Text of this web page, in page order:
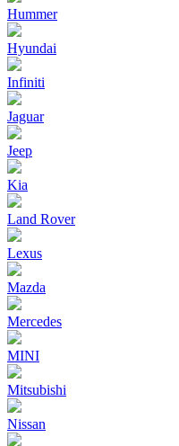
Hummer
Hyundai
Infiniti
Jaguar
Jeep
Kia
Land Rover
Lexus
Mazda
Mercedes
MINI
Mitsubishi
Nissan